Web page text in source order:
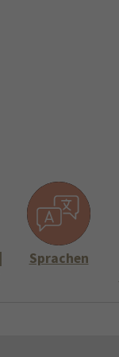
Sprachen